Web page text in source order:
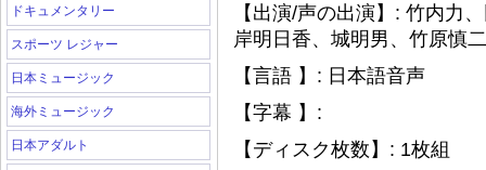
ドキュメンタリー
スポーツ レジャー
日本ミュージック
海外ミュージック
日本アダルト
【出演/声の出演】: 竹内力
岸明日香、城明男、竹原慎
【言語 】: 日本語音声
【字幕 】:
【ディスク枚数】: 1枚組